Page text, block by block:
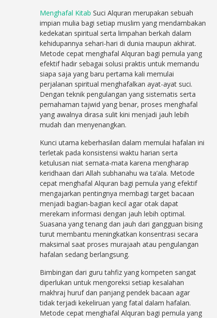
Menghafal Kitab Suci Alquran merupakan sebuah
impian mulia bagi setiap muslim yang mendambakan
kedekatan spiritual serta limpahan berkah dalam
kehidupannya sehari-hari di dunia maupun akhirat.
Metode cepat menghafal Alquran bagi pemula yang
efektif hadir sebagai solusi praktis untuk memandu
siapa saja yang baru pertama kali memulai
perjalanan spiritual menghafalkan ayat-ayat suci.
Dengan teknik pengulangan yang sistematis serta
pemahaman tajwid yang benar, proses menghafal
yang awalnya dirasa sulit kini menjadi jauh lebih
mudah dan menyenangkan.
Kunci utama keberhasilan dalam memulai hafalan ini
terletak pada konsistensi waktu harian serta
ketulusan niat semata-mata karena mengharap
keridhaan dari Allah subhanahu wa ta’ala. Metode
cepat menghafal Alquran bagi pemula yang efektif
mengajarkan pentingnya membagi target bacaan
menjadi bagian-bagian kecil agar otak dapat
merekam informasi dengan jauh lebih optimal.
Suasana yang tenang dan jauh dari gangguan bising
turut membantu meningkatkan konsentrasi secara
maksimal saat proses murajaah atau pengulangan
hafalan sedang berlangsung.
Bimbingan dari guru tahfiz yang kompeten sangat
diperlukan untuk mengoreksi setiap kesalahan
makhraj huruf dan panjang pendek bacaan agar
tidak terjadi kekeliruan yang fatal dalam hafalan.
Metode cepat menghafal Alquran bagi pemula yang